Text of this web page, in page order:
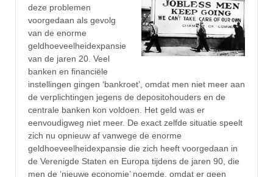
deze problemen
voorgedaan als gevolg
van de enorme
geldhoeveelheidexpansie
van de jaren 20. Veel
banken en financiële
instellingen gingen ‘bankroet’, omdat men niet meer aan
de verplichtingen jegens de depositohouders en de
centrale banken kon voldoen. Het geld was er
eenvoudigweg niet meer. De exact zelfde situatie speelt
zich nu opnieuw af vanwege de enorme
geldhoeveelheidexpansie die zich heeft voorgedaan in
de Verenigde Staten en Europa tijdens de jaren 90, die
men de ‘nieuwe economie’ noemde, omdat er geen